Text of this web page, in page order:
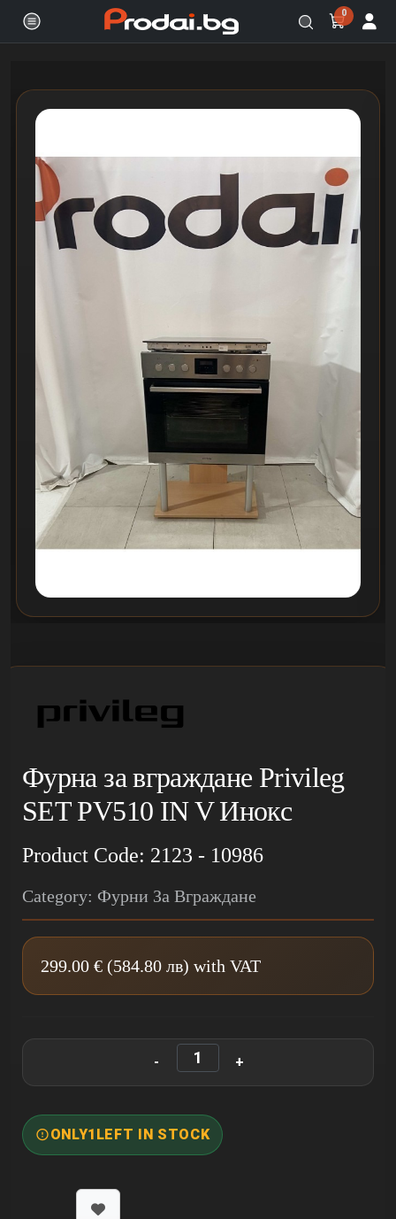
0
Фурна за вграждане Privileg
SET PV510 IN V Инокс
Product Code: 2123 - 10986
Category: Фурни За Вграждане
299.00 € (584.80 лв) with VAT
ONLY1 LEFT IN STOCK